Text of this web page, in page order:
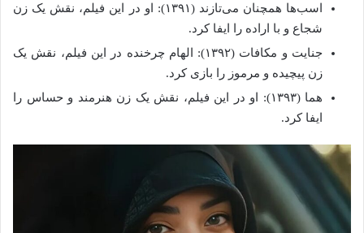
اسب‌ها همچنان می‌تازند (۱۳۹۱): او در این فیلم، نقش یک زن
شجاع و با اراده را ایفا کرد.
جنایت و مکافات (۱۳۹۲): الهام چرخنده در این فیلم، نقش یک
زن پیچیده و مرموز را بازی کرد.
هما (۱۳۹۳): او در این فیلم، نقش یک زن هنرمند و حساس را
ایفا کرد.